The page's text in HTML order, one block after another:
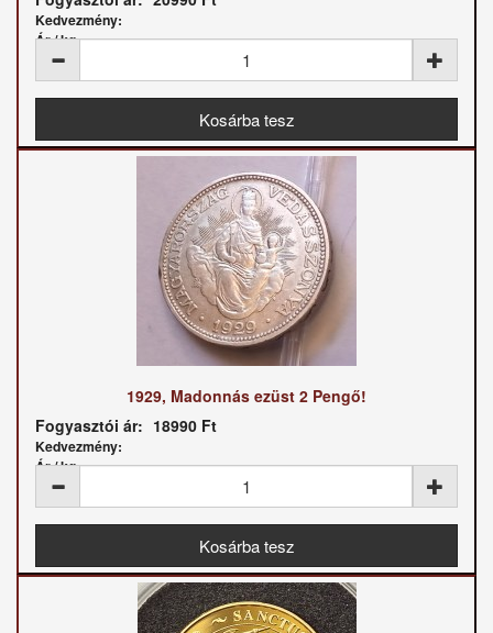
Kedvezmény:
Ár / kg:
1929, Madonnás ezüst 2 Pengő!
Fogyasztói ár: 18990 Ft
Kedvezmény:
Ár / kg: